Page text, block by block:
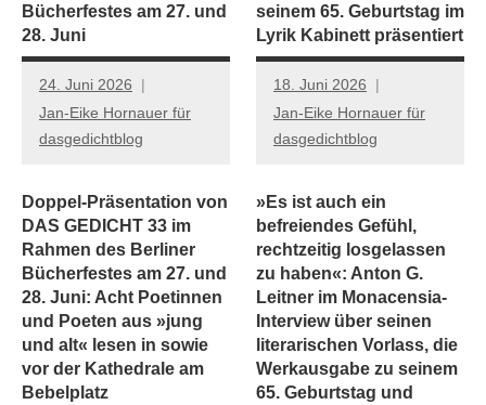
Bücherfestes am 27. und
28. Juni
24. Juni 2026
Jan-Eike Hornauer für
dasgedichtblog
seinem 65. Geburtstag im
Lyrik Kabinett präsentiert
18. Juni 2026
Jan-Eike Hornauer für
dasgedichtblog
Doppel-Präsentation von
DAS GEDICHT 33 im
Rahmen des Berliner
Bücherfestes am 27. und
28. Juni: Acht Poetinnen
und Poeten aus »jung
und alt« lesen in sowie
vor der Kathedrale am
Bebelplatz
»Es ist auch ein
befreiendes Gefühl,
rechtzeitig losgelassen
zu haben«: Anton G.
Leitner im Monacensia-
Interview über seinen
literarischen Vorlass, die
Werkausgabe zu seinem
65. Geburtstag und